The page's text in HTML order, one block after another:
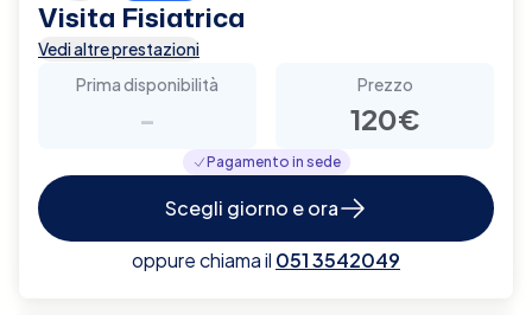
Visita Fisiatrica
Vedi altre prestazioni
Prima disponibilità
-
Prezzo
120€
Pagamento in sede
Scegli giorno e ora
oppure chiama il 051 3542049